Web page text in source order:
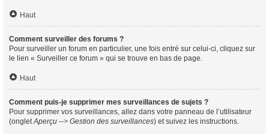
Haut
Comment surveiller des forums ?
Pour surveiller un forum en particulier, une fois entré sur celui-ci, cliquez sur
le lien « Surveiller ce forum » qui se trouve en bas de page.
Haut
Comment puis-je supprimer mes surveillances de sujets ?
Pour supprimer vos surveillances, allez dans votre panneau de l’utilisateur
(ongletAperçu --> Gestion des surveillances) et suivez les instructions.